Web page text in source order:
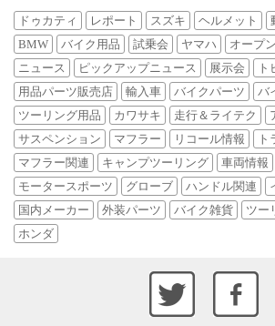
ドゥカティ レポート スズキ ヘルメット
BMW
バイク用品 試乗会 ヤマハ オープ
ニュース
ピックアップニュース 展示会
ト
用品パーツ販売店
輸入車 バイクパーツ
バ
ツーリング用品
カワサキ 走行＆ライテク
サスペンション
マフラー リコール情報
マフラー関連
キャンプツーリング 車両情報
モータースポーツ
グローブ ハンドル関連
国内メーカー
外装パーツ バイク雑貨 ツー
ホンダ